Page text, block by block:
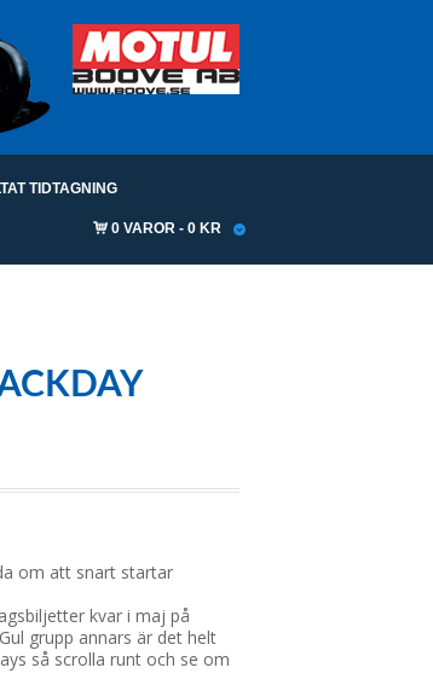
TIDTAGNING
0 VAROR 0 KR
om att snart startar
kvar i maj på
grupp annars är det helt
så scrolla runt och se om